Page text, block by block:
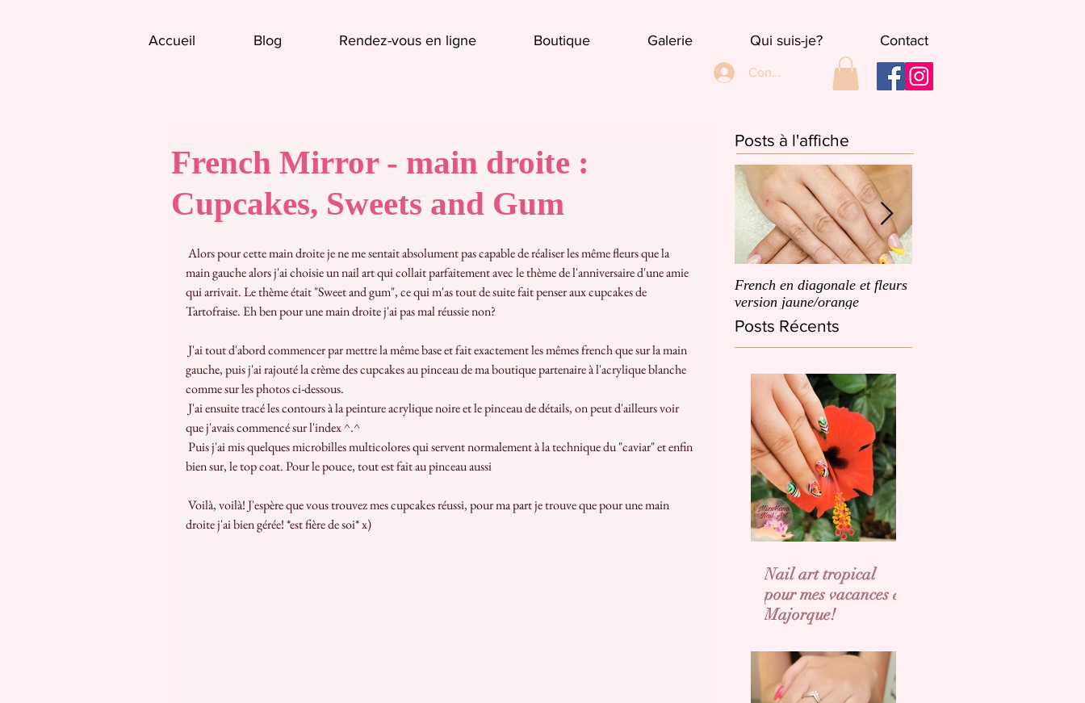
Accueil Blog Rendez-vous en ligne Boutique Galerie Qui suis-je? Contact
Connexion
French Mirror - main droite :
Cupcakes, Sweets and Gum
main gauche alors j'ai choisie un nail art qui collait parfaitement avec le thème de l'anniversaire d'une amie
qui arrivait. Le thème était "Sweet and gum", ce qui m'as tout de suite fait penser aux cupcakes de
Tartofraise. Eh ben pour une main droite j'ai pas mal réussie non?
gauche, puis j'ai rajouté la crème des cupcakes au pinceau de ma boutique partenaire à l'acrylique blanche
comme sur les photos ci-dessous.
que j'avais commencé sur l'index ^.^
bien sur, le top coat. Pour le pouce, tout est fait au pinceau aussi
droite j'ai bien gérée! *est fière de soi* x)
Posts à l'affiche
French en diagonale et fleurs
version jaune/orange
Posts Récents
Nail art tropical
pour mes vacances a
Majorque!